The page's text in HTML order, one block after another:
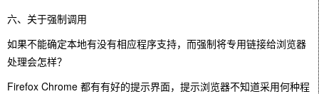
六、关于强制调用
如果不能确定本地有没有相应程序支持，而强制将专用链接给浏览器
处理会怎样？
Firefox Chrome 都有有好的提示界面，提示浏览器不知道采用何种程